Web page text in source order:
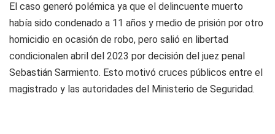
El caso generó polémica ya que el delincuente muerto
había sido condenado a 11 años y medio de prisión por otro
homicidio en ocasión de robo, pero salió en libertad
condicionalen abril del 2023 por decisión del juez penal
Sebastián Sarmiento. Esto motivó cruces públicos entre el
magistrado y las autoridades del Ministerio de Seguridad.